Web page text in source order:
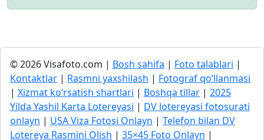
© 2026 Visafoto.com | Bosh sahifa | Foto talablari |
Kontaktlar | Rasmni yaxshilash | Fotograf qo‘llanmasi
| Xizmat ko‘rsatish shartlari | Boshqa tillar | 2025
Yilda Yashil Karta Lotereyasi | DV lotereyasi fotosurati
onlayn | USA Viza Fotosi Onlayn | Telefon bilan DV
Lotereya Rasmini Olish | 35×45 Foto Onlayn |